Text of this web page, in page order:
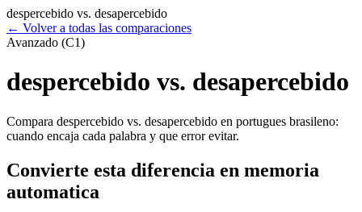
despercebido vs. desapercebido
← Volver a todas las comparaciones
Avanzado (C1)
despercebido vs. desapercebido
Compara despercebido vs. desapercebido en portugues brasileno:
cuando encaja cada palabra y que error evitar.
Convierte esta diferencia en memoria
automatica